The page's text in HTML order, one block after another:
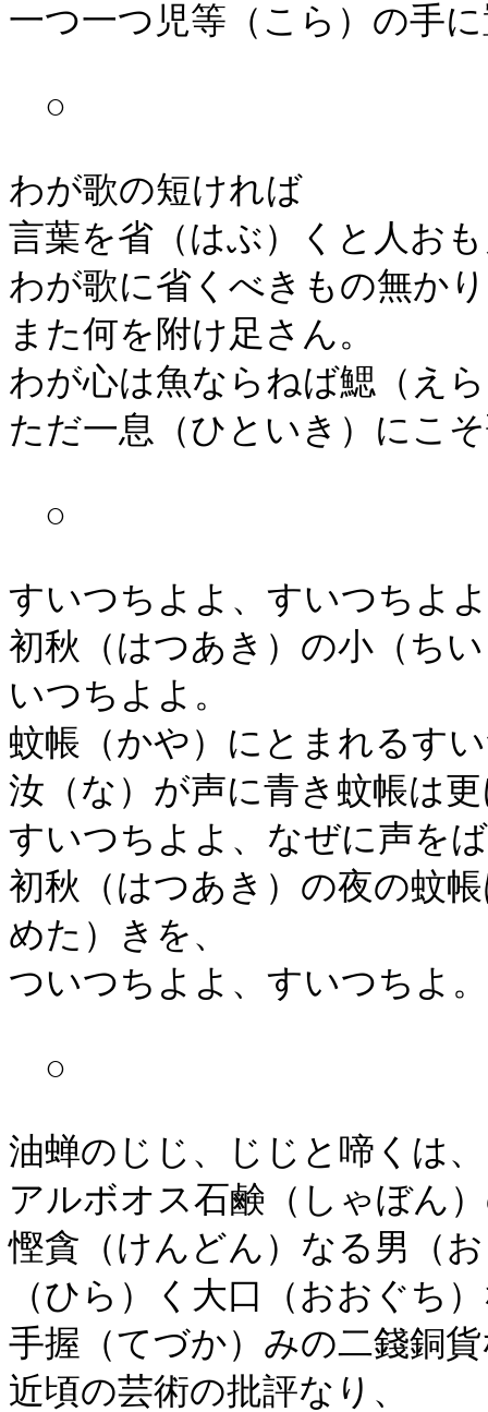
一つ一つ児等（こら）の手
○
わが歌の短ければ
言葉を省（はぶ）くと人お
わが歌に省くべきもの無か
また何を附け足さん。
わが心は魚ならねば鰓（え
ただ一息（ひといき）にこ
○
すいつちよよ、すいつちよ
初秋（はつあき）の小（ち
いつちよよ。
蚊帳（かや）にとまれるす
汝（な）が声に青き蚊帳は
すいつちよよ、なぜに声を
初秋（はつあき）の夜の蚊
めた）きを、
ついつちよよ、すいつちよ。
○
油蝉のじじ、じじと啼くは、
アルボオス石鹸（しゃぼん
慳貪（けんどん）なる男（
（ひら）く大口（おおぐち
手握（てづか）みの二錢銅
近頃の芸術の批評なり、